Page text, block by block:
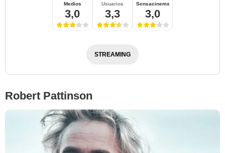
Medios
3,0
Usuarios
3,3
Sensacinemx
3,0
STREAMING
Robert Pattinson